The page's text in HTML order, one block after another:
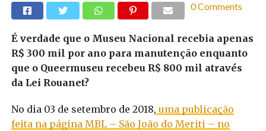
0 Comments
É verdade que o Museu Nacional recebia apenas
R$ 300 mil por ano para manutenção enquanto
que o Queermuseu recebeu R$ 800 mil através
da Lei Rouanet?
No dia 03 de setembro de 2018, uma publicação
feita na página MBL – São João do Meriti – no